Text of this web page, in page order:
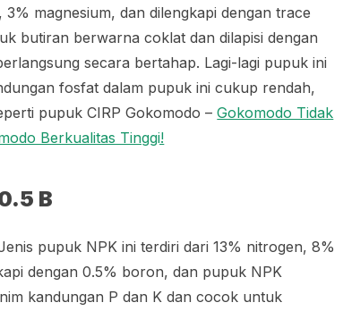
magnesium, dan dilengkapi dengantrace
butiran berwarna coklat dan dilapisi dengan
secara bertahap. Lagi-lagi pupuk ini
fosfat dalam pupuk ini cukup rendah,
pupuk CIRP Gokomodo –Gokomodo Tidak
Berkualitas Tinggi!
B
pupuk NPK ini terdiri dari 13% nitrogen, 8%
dengan 0.5% boron, dan pupuk NPK
kandungan P dan K dan cocok untuk